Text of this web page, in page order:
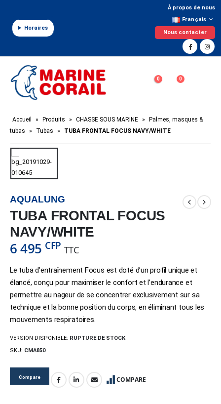
Horaires
À propos de nous
Français
Nous contacter
0 0
Accueil » Produits » CHASSE SOUS MARINE »
Palmes, masques &
tubas
» Tubas » TUBA FRONTAL FOCUS NAVY/WHITE
AQUALUNG
TUBA FRONTAL FOCUS
NAVY/WHITE
6 495 CFP TTC
Le tuba d’entraînement Focus est doté d’un profil unique et
élancé, conçu pour maximiser le confort et l’endurance et
permettre au nageur de se concentrer exclusivement sur sa
technique et la bonne position du corps, en éliminant tous les
mouvements respiratoires.
VERSION DISPONIBLE: RUPTURE DE STOCK
SKU: CMA850
Compare COMPARE